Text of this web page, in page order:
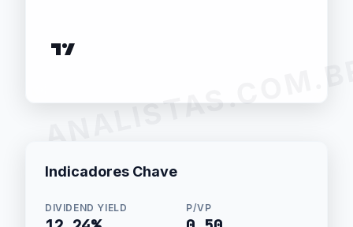
Indicadores Chave
DIVIDEND YIELD P/VP